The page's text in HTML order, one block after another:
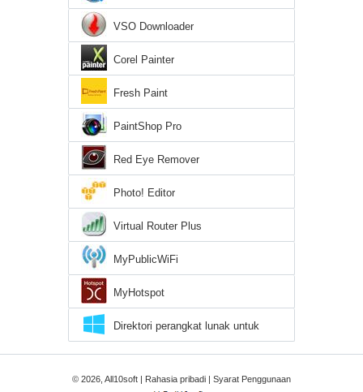
VSO Downloader
Corel Painter
Fresh Paint
PaintShop Pro
Red Eye Remover
Photo! Editor
Virtual Router Plus
MyPublicWiFi
MyHotspot
Direktori perangkat lunak untuk
Windows 10
© 2026, All10soft | Rahasia pribadi | Syarat Penggunaan